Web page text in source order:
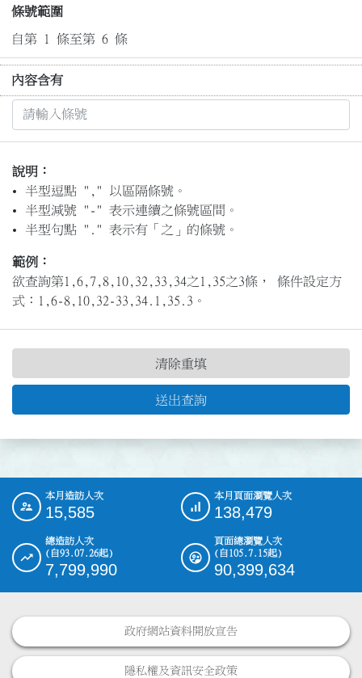
條號範圍
自第 1 條至第 6 條
內容含有
說明：
半型逗點 "," 以區隔條號。
半型減號 "-" 表示連續之條號區間。
半型句點 "." 表示有「之」的條號。
範例：
欲查詢第1,6,7,8,10,32,33,34之1,35之3條， 條件設定方
式：1,6-8,10,32-33,34.1,35.3。
送出查詢
清除重填
::: 本月造訪人次
15,585
本月頁面瀏覽人次
138,479
總造訪人次
(自93.07.26起)
7,799,990
頁面總瀏覽人次
(自105.7.15起)
90,399,634
政府網站資料開放宣告
隱私權及資訊安全政策